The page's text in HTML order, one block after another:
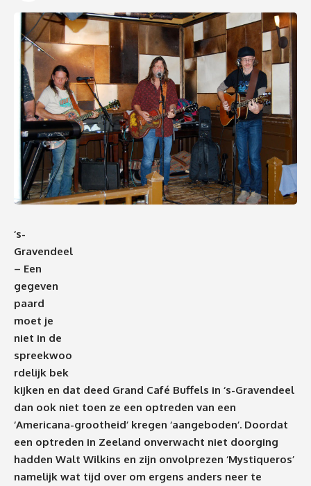
‘s-
Gravendeel
– Een
gegeven
paard
moet je
niet in de
spreekwoo
rdelijk bek
kijken en dat deed Grand Café Buffels in ‘s-Gravendeel
dan ook niet toen ze een optreden van een
‘Americana-grootheid’ kregen ‘aangeboden’. Doordat
een optreden in Zeeland onverwacht niet doorging
hadden Walt Wilkins en zijn onvolprezen ‘Mystiqueros’
namelijk wat tijd over om ergens anders neer te